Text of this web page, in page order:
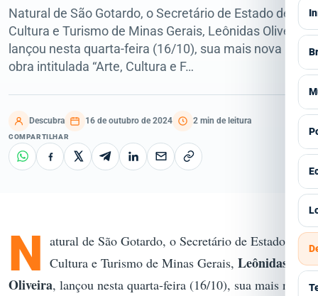
Natural de São Gotardo, o Secretário de Estado de
Cultura e Turismo de Minas Gerais, Leônidas Oliveira,
lançou nesta quarta-feira (16/10), sua mais nova
obra intitulada “Arte, Cultura e F…
Descubra 16 de outubro de 2024 2 min de leitura
COMPARTILHAR
N atural de São Gotardo, o Secretário de Estado de
Cultura e Turismo de Minas Gerais, Leônidas
Oliveira, lançou nesta quarta-feira (16/10), sua mais nova